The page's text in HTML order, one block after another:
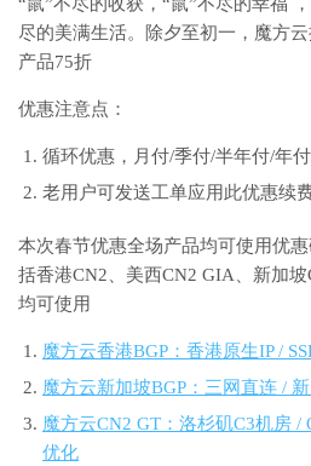
“鼠”不尽的收获，“鼠”不尽的幸福
尽的美满生活。除夕至初一，魔方
产品75折
优惠注意点：
循环优惠，月付/季付/半年付/年
老用户可发送工单应用此优惠续
本次春节优惠全场产品均可使用优
括香港CN2、美西CN2 GIA、新加
均可使用
魔方云香港BGP：香港原生IP /
魔方云新加坡BGP：三网直连 /
魔方云CN2 GT：洛杉矶C3机房 /
优化